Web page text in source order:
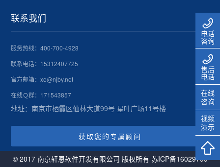
联系我们
服务热线：400-700-4928
联系电话： 15312407725
官方邮箱：xe@njby.net
在线Ｑ群：171543857
地址：南京市栖霞区仙林大道99号 星叶广场11号楼
获取您的专属顾问
© 2017 南京轩恩软件开发有限公司 版权所有 苏ICP备16029799
电话
咨询
售后
电话
在线
咨询
视频
演示